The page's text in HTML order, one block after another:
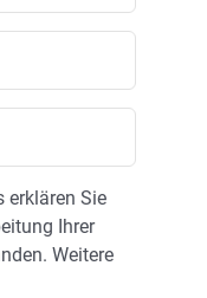
erklären Sie
Ihrer
Weitere